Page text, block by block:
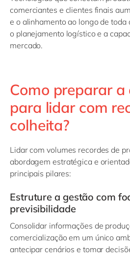
comerciantes e clientes finais
e o alinhamento ao longo de toda
o planejamento logístico e a
mercado.
Como preparar a
para lidar com
colheita?
Lidar com volumes recordes de
abordagem estratégica e
principais pilares:
Estruture a gestão com
previsibilidade
Consolidar informações de
comercialização em um único
antecipar cenários e tomar